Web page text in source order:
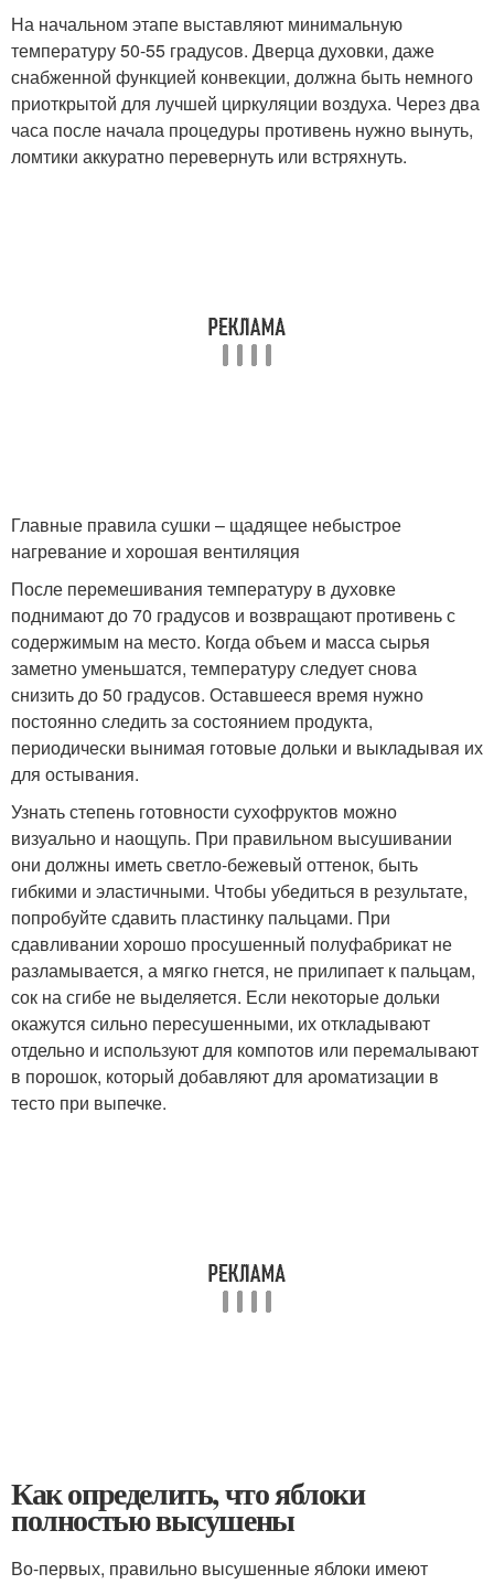
На начальном этапе выставляют минимальную
температуру 50-55 градусов. Дверца духовки, даже
снабженной функцией конвекции, должна быть немного
приоткрытой для лучшей циркуляции воздуха. Через два
часа после начала процедуры противень нужно вынуть,
ломтики аккуратно перевернуть или встряхнуть.
Главные правила сушки – щадящее небыстрое
нагревание и хорошая вентиляция
После перемешивания температуру в духовке
поднимают до 70 градусов и возвращают противень с
содержимым на место. Когда объем и масса сырья
заметно уменьшатся, температуру следует снова
снизить до 50 градусов. Оставшееся время нужно
постоянно следить за состоянием продукта,
периодически вынимая готовые дольки и выкладывая их
для остывания.
Узнать степень готовности сухофруктов можно
визуально и наощупь. При правильном высушивании
они должны иметь светло-бежевый оттенок, быть
гибкими и эластичными. Чтобы убедиться в результате,
попробуйте сдавить пластинку пальцами. При
сдавливании хорошо просушенный полуфабрикат не
разламывается, а мягко гнется, не прилипает к пальцам,
сок на сгибе не выделяется. Если некоторые дольки
окажутся сильно пересушенными, их откладывают
отдельно и используют для компотов или перемалывают
в порошок, который добавляют для ароматизации в
тесто при выпечке.
Как определить, что яблоки
полностью высушены
Во-первых, правильно высушенные яблоки имеют